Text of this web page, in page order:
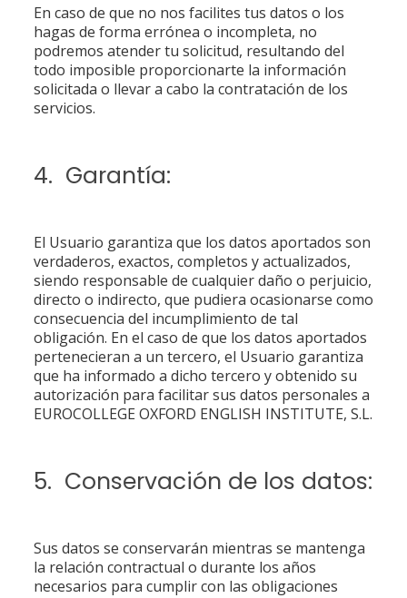
En caso de que no nos facilites tus datos o los
hagas de forma errónea o incompleta, no
podremos atender tu solicitud, resultando del
todo imposible proporcionarte la información
solicitada o llevar a cabo la contratación de los
servicios.
4. Garantía:
El Usuario garantiza que los datos aportados son
verdaderos, exactos, completos y actualizados,
siendo responsable de cualquier daño o perjuicio,
directo o indirecto, que pudiera ocasionarse como
consecuencia del incumplimiento de tal
obligación. En el caso de que los datos aportados
pertenecieran a un tercero, el Usuario garantiza
que ha informado a dicho tercero y obtenido su
autorización para facilitar sus datos personales a
EUROCOLLEGE OXFORD ENGLISH INSTITUTE, S.L.
5. Conservación de los datos:
Sus datos se conservarán mientras se mantenga
la relación contractual o durante los años
necesarios para cumplir con las obligaciones